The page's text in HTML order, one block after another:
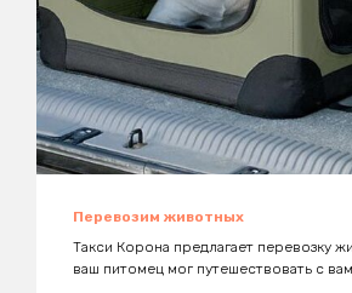
Перевозим животных
Такси Корона предлагает перевозку
ваш питомец мог путешествовать с